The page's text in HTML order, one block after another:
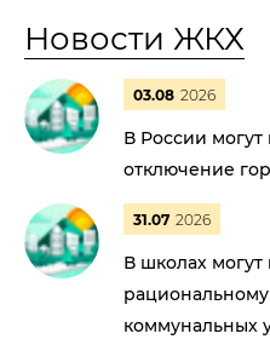
Новости ЖКХ
03.08 2026
В России
отключение
31.07 2026
В школах могут
коммунальных